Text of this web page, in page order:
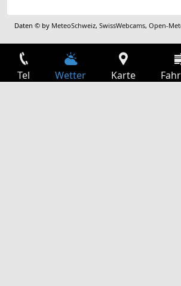
Daten © by MeteoSchweiz,SwissWebcams,Open-
Tel Wetter Karte